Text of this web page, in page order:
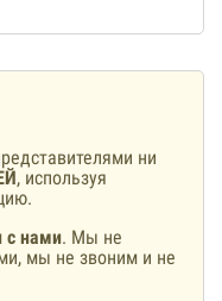
ни
, используя
с нами. Мы не
мы не звоним и не